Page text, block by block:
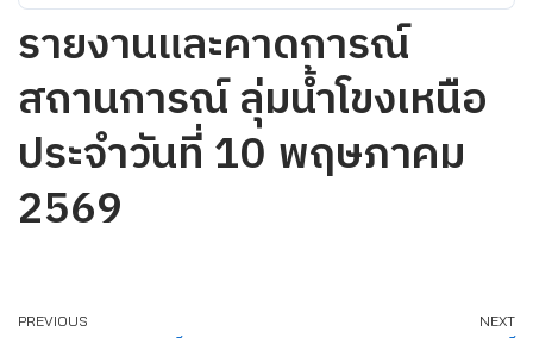
รายงานและคาดการณ์
สถานการณ์ ลุ่มน้ำโขงเหนือ
ประจำวันที่ 10 พฤษภาคม
2569
PREVIOUS NEXT